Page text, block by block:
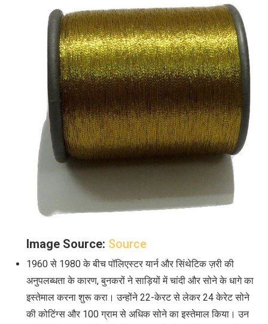
Image Source: Source
1960 से 1980 के बीच पॉलिएस्टर यार्न और सिंथेटिक ज़री की
अनुपलब्धता के कारण, बुनकरों ने साड़ि‍यों में चांदी और सोने के धागे का
इस्तेमाल करना शुरू करा। उन्होंने 22-केरट से लेकर 24 केरेट सोने
की कोटिंग्स और 100 ग्राम से अधिक सोने का इस्तेमाल किया। उन